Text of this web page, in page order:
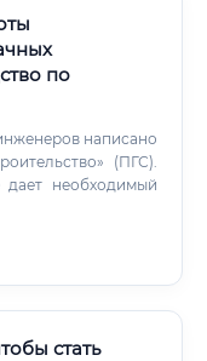
по
написано
(ПГС).
дает необходимый
стать